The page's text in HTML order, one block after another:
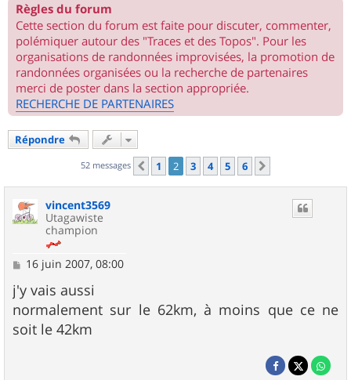
Règles du forum
Cette section du forum est faite pour discuter, commenter,
polémiquer autour des "Traces et des Topos". Pour les
organisations de randonnées improvisées, la promotion de
randonnées organisées ou la recherche de partenaires
merci de poster dans la section appropriée.
RECHERCHE DE PARTENAIRES
Répondre
52 messages Précédent
1 2 3 4 5 6
vincent3569
Utagawiste
champion
M
s
s
a
g
e
16 juin 2007, 08:00
j'y vais aussi
normalement sur le 62km, à moins que ce ne
soit le 42km